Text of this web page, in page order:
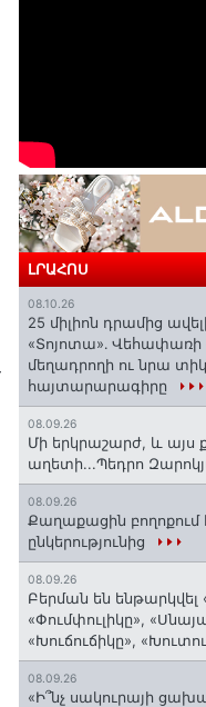
ԼՐԱՀՈՍ
08.10.26
25 միլիոն դրամից
«Տոյոտա»․ Վեհափառի
մեղադրողի ու նրա
հայտարարագիրը
08.09.26
Մի երկրաշարժ, և այս
աղետի...Պեդրո
08.09.26
Քաղաքացին բողոքում
ընկերությունից
08.09.26
Բերման են ենթարկվել
«Փումփուլիկը»,
«Խուճուճիկը»,
08.09.26
«Ի՞նչ սակուրայի